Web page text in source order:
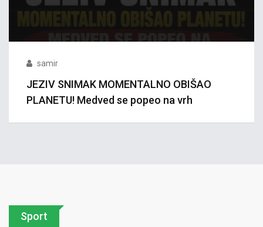
samir
JEZIV SNIMAK MOMENTALNO OBIŠAO
PLANETU! Medved se popeo na vrh
Sport